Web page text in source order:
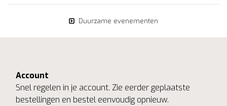
Duurzame evenementen
Account
Snel regelen in je account. Zie eerder geplaatste
bestellingen en bestel eenvoudig opnieuw.